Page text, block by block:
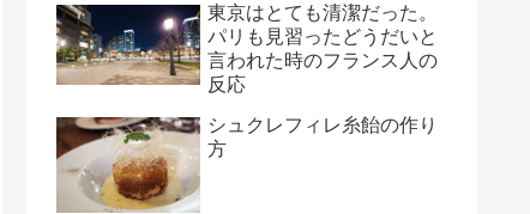
東京はとても清潔だった。
パリも見習ったどうだいと
言われた時のフランス人の
反応
シュクレフィレ糸飴の作り
方